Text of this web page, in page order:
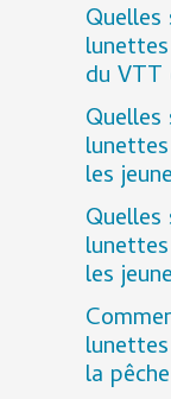
du VTT
les
les
la